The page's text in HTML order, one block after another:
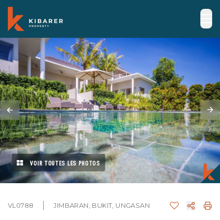
VOIR TOUTES LES PHOTOS
VL0788 JIMBARAN, BUKIT, UNGASAN